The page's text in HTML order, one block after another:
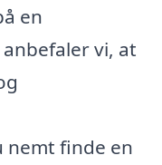
en
vi, at
nemt finde en